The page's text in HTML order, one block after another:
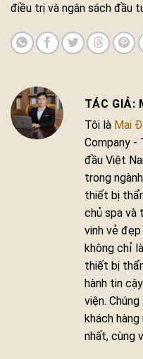
điều trị và ngân sách đầu
Tôi là Mai
Company -
đầu Việt
trong
thiết bị
chủ spa và
vinh vẻ
không chỉ
thiết bị
hành tin
viện.
khách
nhất, cùng